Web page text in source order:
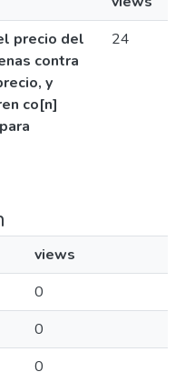
precio del
contra
y
co[n]
24
views
0
0
0